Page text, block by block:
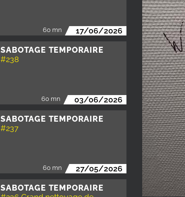
60 mn 17/06/2026
SABOTAGE TEMPORAIRE
#238
60 mn 03/06/2026
SABOTAGE TEMPORAIRE
#237
60 mn 27/05/2026
SABOTAGE TEMPORAIRE